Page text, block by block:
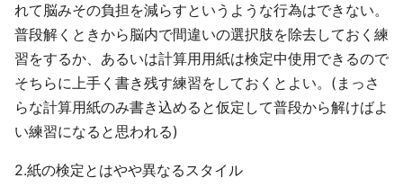
れて脳みその負担を減らすというような行為はできない。
普段解くときから脳内で間違いの選択肢を除去しておく練
習をするか、あるいは計算用用紙は検定中使用できるので
そちらに上手く書き残す練習をしておくとよい。(まっさ
らな計算用紙のみ書き込めると仮定して普段から解けばよ
い練習になると思われる)
2.紙の検定とはやや異なるスタイル